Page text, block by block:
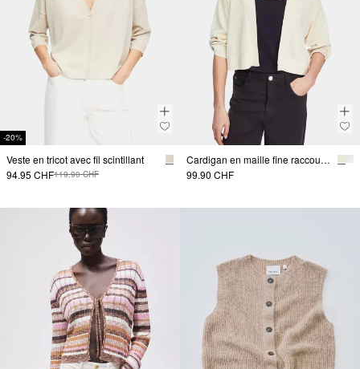
-20%
Veste en tricot avec fil scintillant
94.95 CHF119.90 CHF
Cardigan en maille fine raccourci
99.90 CHF